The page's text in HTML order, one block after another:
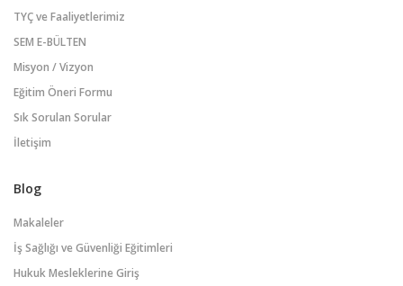
TYÇ ve Faaliyetlerimiz
SEM E-BÜLTEN
Misyon / Vizyon
Eğitim Öneri Formu
Sık Sorulan Sorular
İletişim
Blog
Makaleler
İş Sağlığı ve Güvenliği Eğitimleri
Hukuk Mesleklerine Giriş